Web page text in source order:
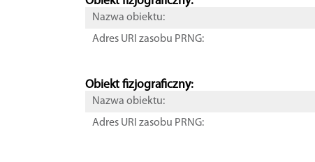
Nazwa obiektu:
Adres URI zasobu PRNG:
Obiekt fizjograficzny:
Nazwa obiektu:
Adres URI zasobu PRNG: